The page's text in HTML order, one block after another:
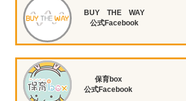
BUY THE WAY
公式Facebook
保育box
公式Facebook